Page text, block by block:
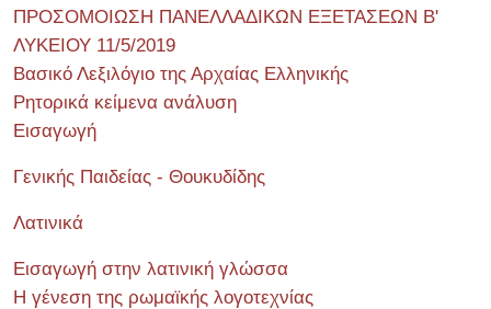
ΠΡΟΣΟΜΟΙΩΣΗ ΠΑΝΕΛΛΑΔΙΚΩΝ ΕΞΕΤΑΣΕΩΝ Β'
ΛΥΚΕΙΟΥ 11/5/2019
Βασικό Λεξιλόγιο της Αρχαίας Ελληνικής
Ρητορικά κείμενα ανάλυση
Εισαγωγή
Γενικής Παιδείας - Θουκυδίδης
Λατινικά
Εισαγωγή στην λατινική γλώσσα
Η γένεση της ρωμαϊκής λογοτεχνίας